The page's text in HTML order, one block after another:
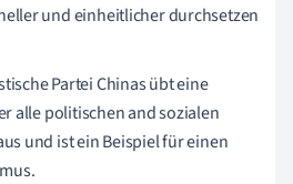
und einheitlicher durchsetzen
Partei Chinas übt eine
alle politischen and sozialen
und ist ein Beispiel für einen